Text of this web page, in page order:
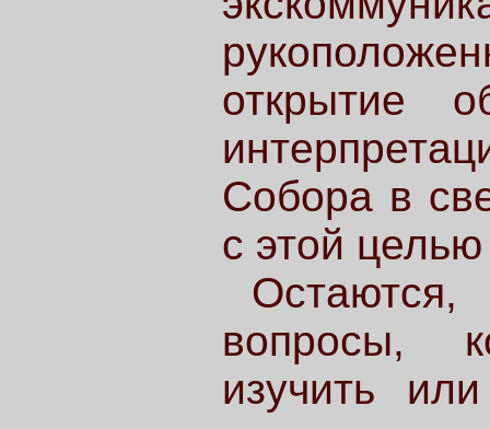
открытие
Собора в
с этой
вопросы,
изучить